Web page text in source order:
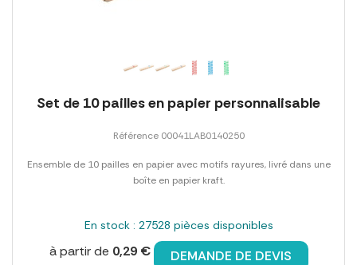
Set de 10 pailles en papier personnalisable
Référence 00041LAB0140250
Ensemble de 10 pailles en papier avec motifs rayures, livré dans une
boîte en papier kraft.
En stock : 27528 pièces disponibles
à partir de 0,29 € DEMANDE DE DEVIS